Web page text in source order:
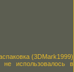
(3DMark1999)
использовалось в